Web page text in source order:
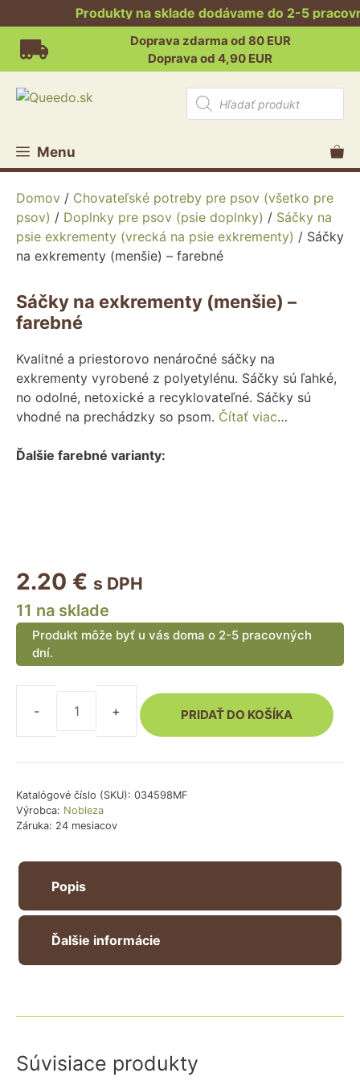
Produkty na sklade dodávame do 2-5
Preskočiť
obsah
Doprava zdarma od 80 EUR
Doprava od 4,90 EUR
Products
search
Menu
Domov / Chovateľské potreby pre psov (všetko pre
psov) / Doplnky pre psov (psie doplnky) / Sáčky na
psie exkrementy (vrecká na psie exkrementy) / Sáčky
na exkrementy (menšie) – farebné
Sáčky na exkrementy (menšie) –
farebné
Kvalitné a priestorovo nenáročné sáčky na
exkrementy vyrobené z polyetylénu. Sáčky sú ľahké,
no odolné, netoxické a recyklovateľné. Sáčky sú
vhodné na prechádzky so psom. Čítať viac…
Ďalšie farebné varianty:
2.20 € s DPH
11 na sklade
Produkt môže byť u vás doma o 2-5 pracovných
dní.
množstvo
Sáčky
(menšie)
PRIDAŤ DO KOŠÍKA
Katalógové číslo (SKU): 034598MF
Výrobca: Nobleza
Záruka: 24 mesiacov
Popis
Ďalšie informácie
Súvisiace produkty